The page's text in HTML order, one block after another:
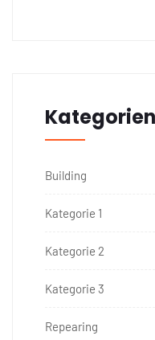
Kategorien
Building
Kategorie 1
Kategorie 2
Kategorie 3
Repearing